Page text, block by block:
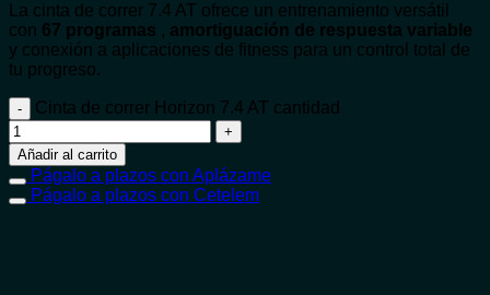
La cinta de correr 7.4 AT ofrece un entrenamiento versátil
con 67 programas , amortiguación de respuesta variable
y conexión a aplicaciones de fitness para un control total de
tu progreso.
Cinta de correr Horizon 7.4 AT cantidad
Añadir al carrito
Págalo a plazos con Aplázame
Págalo a plazos con Cetelem